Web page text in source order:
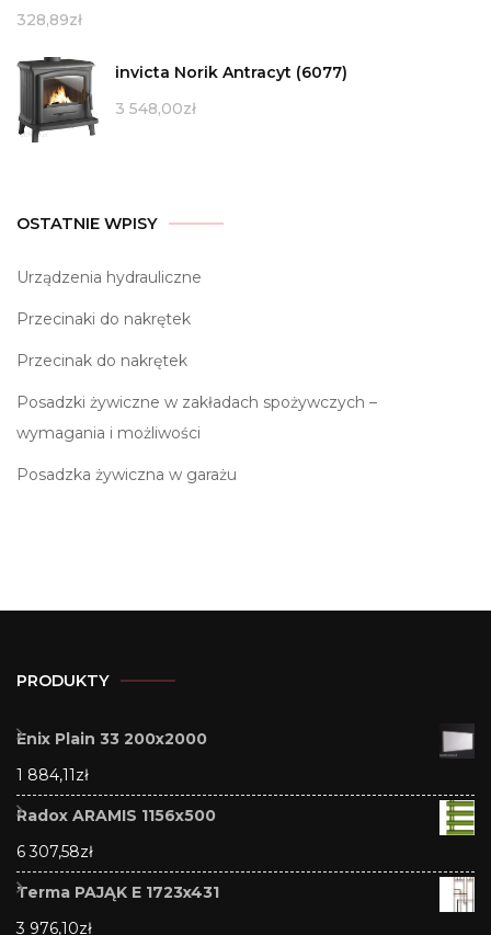
328,89zł
invicta Norik Antracyt (6077)
3 548,00zł
OSTATNIE WPISY
Urządzenia hydrauliczne
Przecinaki do nakrętek
Przecinak do nakrętek
Posadzki żywiczne w zakładach spożywczych –
wymagania i możliwości
Posadzka żywiczna w garażu
PRODUKTY
Enix Plain 33 200x2000
1 884,11zł
Radox ARAMIS 1156x500
6 307,58zł
Terma PAJĄK E 1723x431
3 976,10zł